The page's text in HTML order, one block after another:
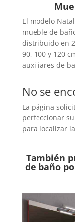
El modelo
mueble de
distribuido en
90, 100 y 120
auxiliares de
No se
La página
perfeccionar
para localizar
También
de baño